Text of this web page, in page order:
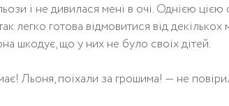
і не дивилася мені в очі. Однією
легко готова відмовитися від декількох
шкодує, що у них не було своїх дітей.
Льоня, поїхали за грошима! — не